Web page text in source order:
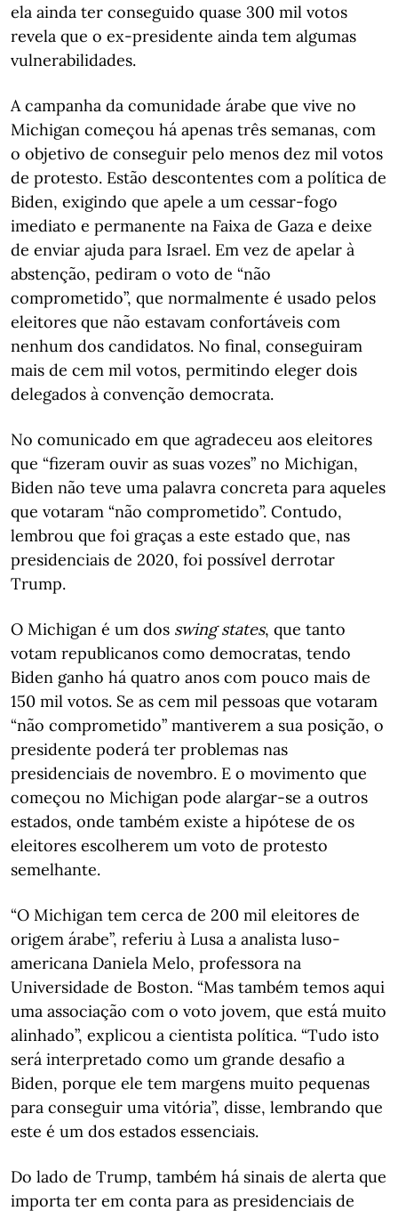
ela ainda ter conseguido quase 300 mil votos
revela que o ex-presidente ainda tem algumas
vulnerabilidades.
A campanha da comunidade árabe que vive no
Michigan começou há apenas três semanas, com
o objetivo de conseguir pelo menos dez mil votos
de protesto. Estão descontentes com a política de
Biden, exigindo que apele a um cessar-fogo
imediato e permanente na Faixa de Gaza e deixe
de enviar ajuda para Israel. Em vez de apelar à
abstenção, pediram o voto de “não
comprometido”, que normalmente é usado pelos
eleitores que não estavam confortáveis com
nenhum dos candidatos. No final, conseguiram
mais de cem mil votos, permitindo eleger dois
delegados à convenção democrata.
No comunicado em que agradeceu aos eleitores
que “fizeram ouvir as suas vozes” no Michigan,
Biden não teve uma palavra concreta para aqueles
que votaram “não comprometido”. Contudo,
lembrou que foi graças a este estado que, nas
presidenciais de 2020, foi possível derrotar
Trump.
O Michigan é um dos swing states, que tanto
votam republicanos como democratas, tendo
Biden ganho há quatro anos com pouco mais de
150 mil votos. Se as cem mil pessoas que votaram
“não comprometido” mantiverem a sua posição, o
presidente poderá ter problemas nas
presidenciais de novembro. E o movimento que
começou no Michigan pode alargar-se a outros
estados, onde também existe a hipótese de os
eleitores escolherem um voto de protesto
semelhante.
“O Michigan tem cerca de 200 mil eleitores de
origem árabe”, referiu à Lusa a analista luso-
americana Daniela Melo, professora na
Universidade de Boston. “Mas também temos aqui
uma associação com o voto jovem, que está muito
alinhado”, explicou a cientista política. “Tudo isto
será interpretado como um grande desafio a
Biden, porque ele tem margens muito pequenas
para conseguir uma vitória”, disse, lembrando que
este é um dos estados essenciais.
Do lado de Trump, também há sinais de alerta que
importa ter em conta para as presidenciais de